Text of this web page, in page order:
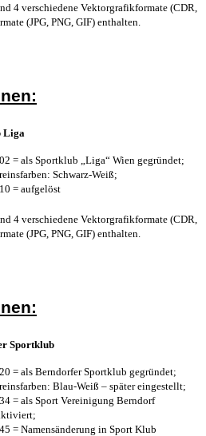
4 verschiedene Vektorgrafikformate (CDR,
(JPG, PNG, GIF) enthalten.
Liga
= als Sportklub „Liga“ Wien gegründet;
Schwarz-Weiß;
= aufgelöst
4 verschiedene Vektorgrafikformate (CDR,
(JPG, PNG, GIF) enthalten.
Sportklub
= als Berndorfer Sportklub gegründet;
Blau-Weiß – später eingestellt;
= als Sport Vereinigung Berndorf
= Namensänderung in Sport Klub